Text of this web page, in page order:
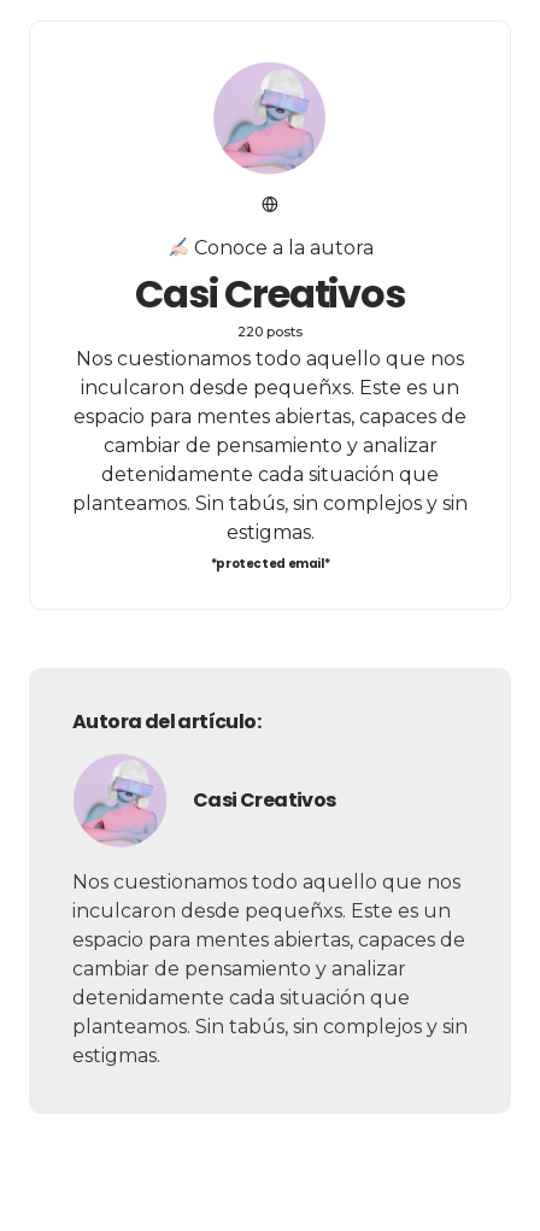
Conoce a la autora
Casi Creativos
220 posts
Nos cuestionamos todo aquello que nos
inculcaron desde pequeñxs. Este es un
espacio para mentes abiertas, capaces de
cambiar de pensamiento y analizar
detenidamente cada situación que
planteamos. Sin tabús, sin complejos y sin
estigmas.
*protected email*
Autora del artículo:
Casi Creativos
Nos cuestionamos todo aquello que nos
inculcaron desde pequeñxs. Este es un
espacio para mentes abiertas, capaces de
cambiar de pensamiento y analizar
detenidamente cada situación que
planteamos. Sin tabús, sin complejos y sin
estigmas.